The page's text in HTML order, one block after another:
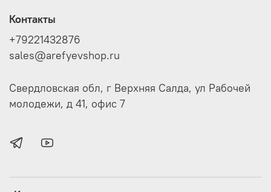
Контакты
+79221432876
sales@arefyevshop.ru
Свердловская обл, г Верхняя Салда, ул Рабочей
молодежи, д 41, офис 7